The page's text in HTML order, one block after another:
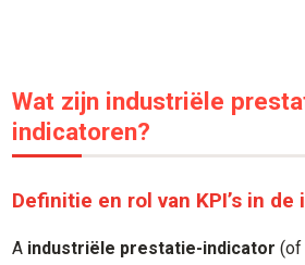
Wat zijn industriële
indicatoren?
Definitie en rol van KPI’s in de
A industriële prestatie-indicator (of